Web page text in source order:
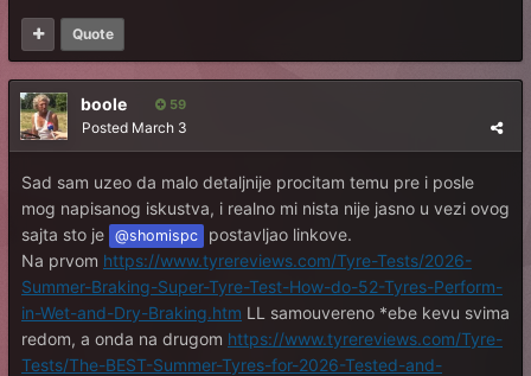
Quote
boole 59
Posted March 3
Sad sam uzeo da malo detaljnije procitam temu pre i posle
mog napisanog iskustva, i realno mi nista nije jasno u vezi ovog
sajta sto je @shomispc
postavljao linkove.
Na prvom https://www.tyrereviews.com/Tyre-Tests/2026-
Summer-Braking-Super-Tyre-Test-How-do-52-Tyres-Perform-
in-Wet-and-Dry-Braking.htm LL samouvereno *ebe kevu svima
redom, a onda na drugom https://www.tyrereviews.com/Tyre-
Tests/The-BEST-Summer-Tyres-for-2026-Tested-and-